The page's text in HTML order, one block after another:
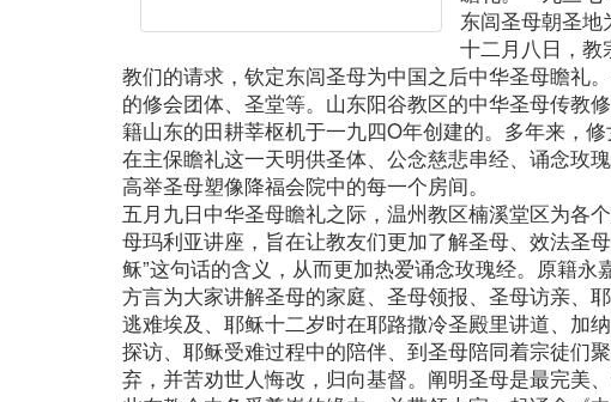
东闾圣母朝圣
十二月八日，教
教们的请求，钦定东闾圣母为中国之后中华圣母瞻礼
的修会团体、圣堂等。山东阳谷教区的中华圣母传教
籍山东的田耕莘枢机于一九四O年创建的。多年来，
在主保瞻礼这一天明供圣体、公念慈悲串经、诵念玫
高举圣母塑像降福会院中的每一个房间。
五月九日中华圣母瞻礼之际，温州教区楠溪堂区为各
母玛利亚讲座，旨在让教友们更加了解圣母、效法圣
稣”这句话的含义，从而更加热爱诵念玫瑰经。原籍永
方言为大家讲解圣母的家庭、圣母领报、圣母访亲、
逃难埃及、耶稣十二岁时在耶路撒冷圣殿里讲道、加
探访、耶稣受难过程中的陪伴、到圣母陪同着宗徒们
弃，并苦劝世人悔改，归向基督。阐明圣母是最完美